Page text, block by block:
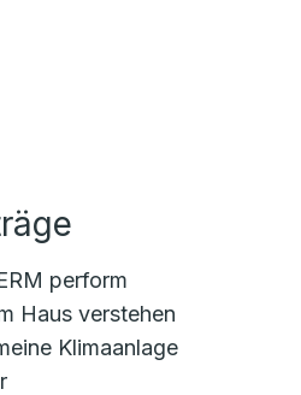
perform
Haus verstehen
Klimaanlage